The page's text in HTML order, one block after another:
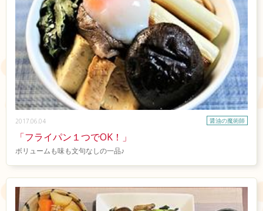
2017.06.04 醤油の魔術師
「フライパン１つでOK！」
ボリュームも味も文句なしの一品♪